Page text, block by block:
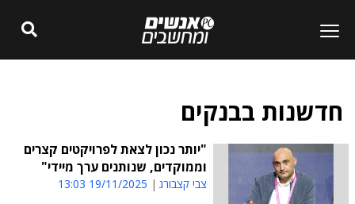
חדשנות בבנקים
"יותר נכון לצאת לפרויקטים קצרים
וממוקדים, שנותנים ערך מיידי"
צבי קצבורג 19/11/2025 13:03